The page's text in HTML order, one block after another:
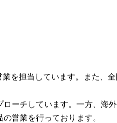
を担当しています。また、
ーチしています。一方、海
営業を行っております。